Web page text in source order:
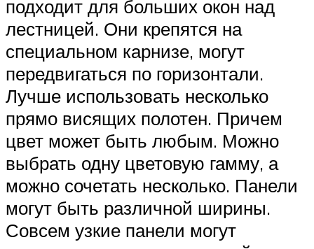
подходит для больших окон над
лестницей. Они крепятся на
специальном карнизе, могут
передвигаться по горизонтали.
Лучше использовать несколько
прямо висящих полотен. Причем
цвет может быть любым. Можно
выбрать одну цветовую гамму, а
можно сочетать несколько. Панели
могут быть различной ширины.
Совсем узкие панели могут